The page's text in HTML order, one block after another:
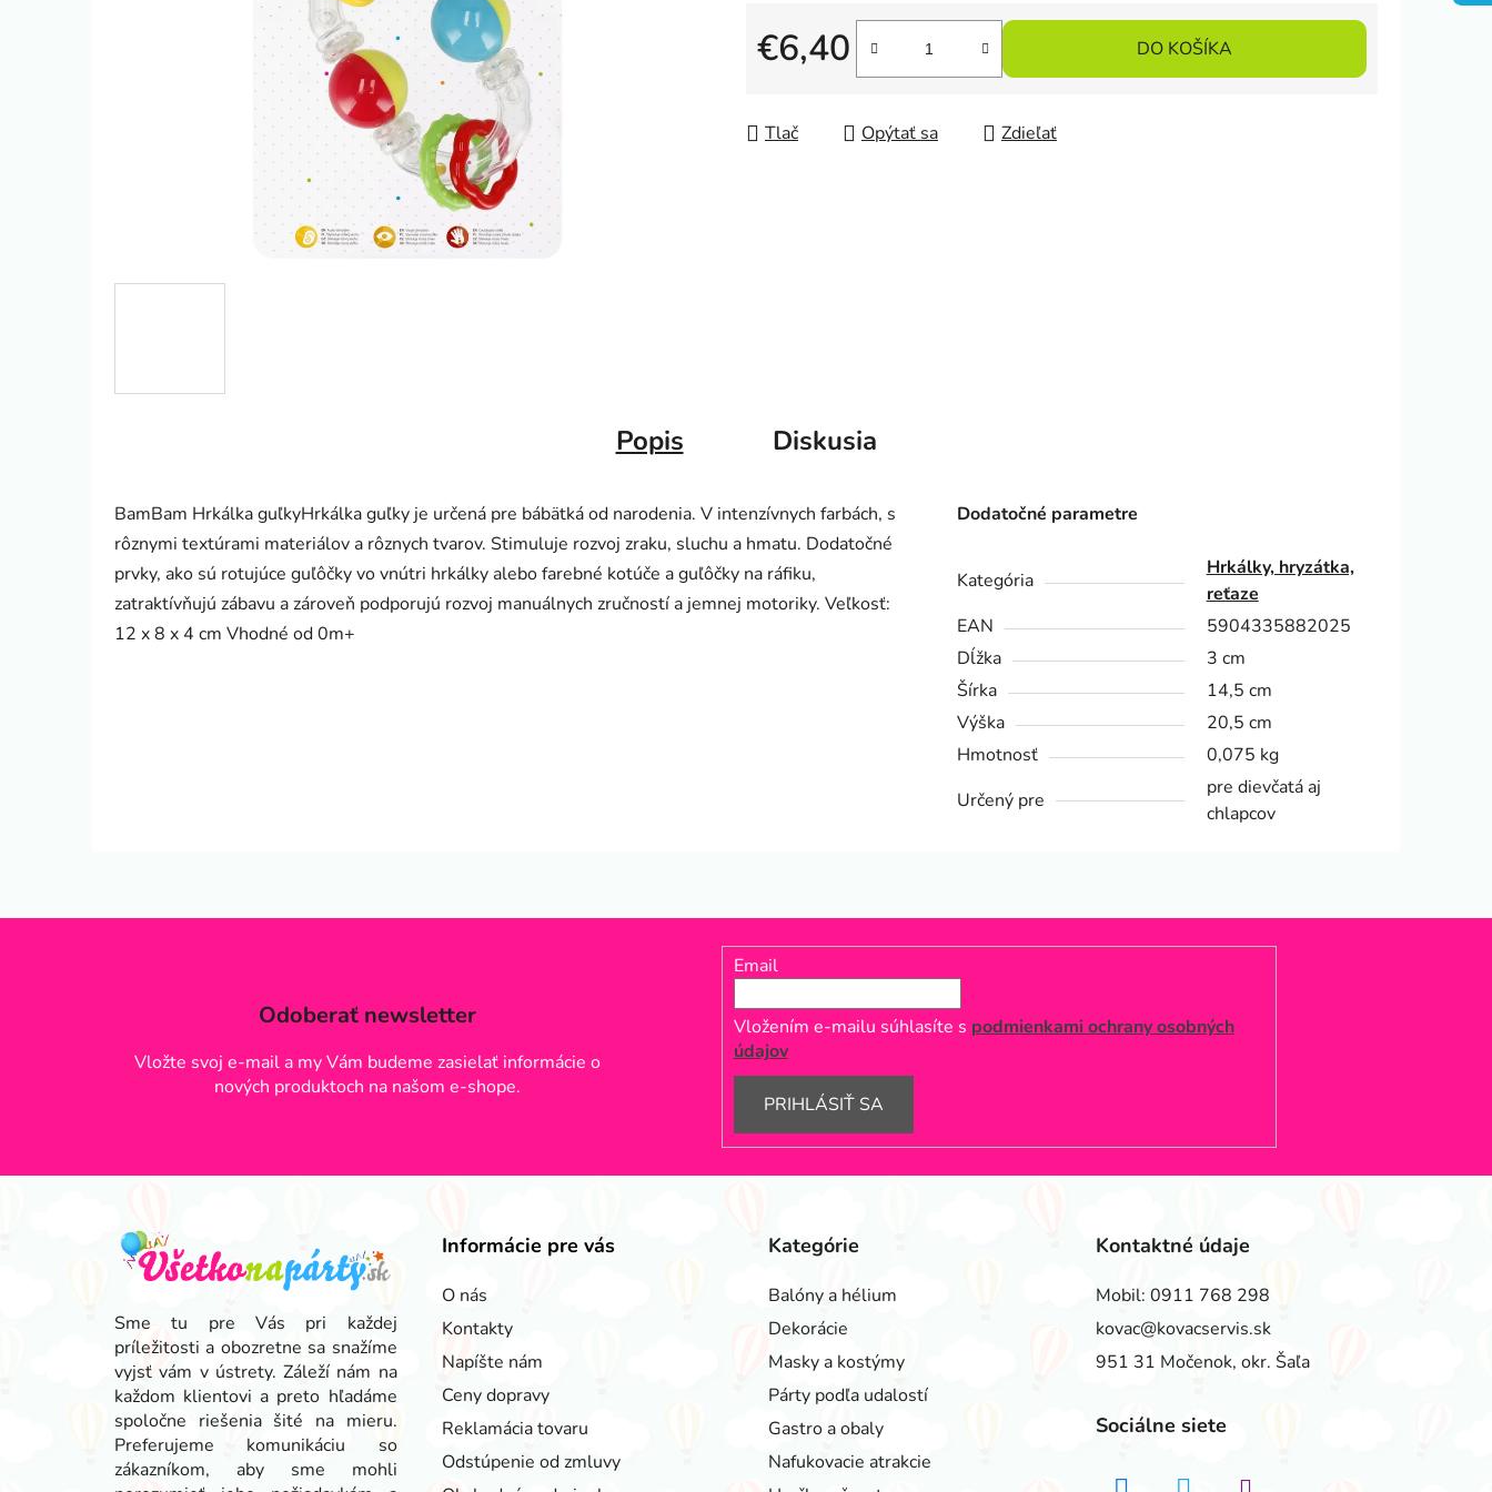
€6,40
Jednotková cena:
DO KOŠÍKA
Tlač Opýtať sa Zdieľať
Popis Diskusia
BamBam Hrkálka guľkyHrkálka guľky je určená pre bábätká od narodenia. V intenzívnych farbách, s
rôznymi textúrami materiálov a rôznych tvarov. Stimuluje rozvoj zraku, sluchu a hmatu. Dodatočné
prvky, ako sú rotujúce guľôčky vo vnútri hrkálky alebo farebné kotúče a guľôčky na ráfiku,
zatraktívňujú zábavu a zároveň podporujú rozvoj manuálnych zručností a jemnej motoriky. Veľkosť:
12 x 8 x 4 cm Vhodné od 0m+
Dodatočné parametre
Kategória
Hrkálky, hryzátka,
reťaze
EAN
5904335882025
Dĺžka
3 cm
Šírka
14,5 cm
Výška
20,5 cm
Hmotnosť
0,075 kg
Určený pre
pre dievčatá aj
chlapcov
Odoberať newsletter
Vložte svoj e-mail a my Vám budeme zasielať informácie o
nových produktoch na našom e-shope.
Email
Vložením e-mailu súhlasíte s podmienkami ochrany osobných
údajov
PRIHLÁSIŤ SA
Sme tu pre Vás pri každej
príležitosti a obozretne sa snažíme
vyjsť vám v ústrety. Záleží nám na
každom klientovi a preto hľadáme
spoločne riešenia šité na mieru.
Preferujeme komunikáciu so
zákazníkom, aby sme mohli
Informácie pre vás
O nás
Kontakty
Napíšte nám
Ceny dopravy
Reklamácia tovaru
Odstúpenie od zmluvy
Kategórie
Balóny a hélium
Dekorácie
Masky a kostýmy
Párty podľa udalostí
Gastro a obaly
Nafukovacie atrakcie
Kontaktné údaje
Mobil: 0911 768 298
kovac@kovacservis.sk
951 31 Močenok, okr. Šaľa
Sociálne siete